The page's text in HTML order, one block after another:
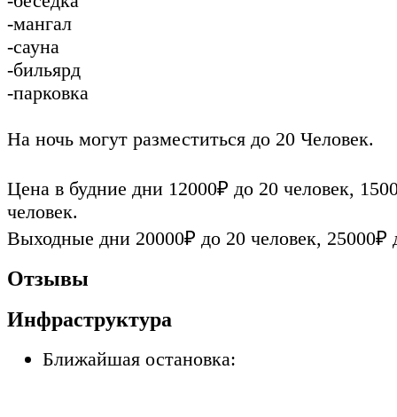
-мангал
-сауна
-бильярд
-парковка
На ночь могут разместиться до 20 Человек.
Цена в будние дни 12000₽ до 20 человек,
человек.
Выходные дни 20000₽ до 20 человек, 25000₽
Отзывы
Инфраструктура
Ближайшая остановка: